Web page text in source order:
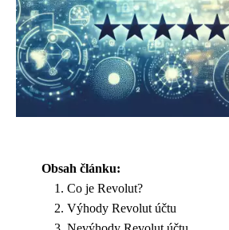
Obsah článku:
Co je Revolut?
Výhody Revolut účtu